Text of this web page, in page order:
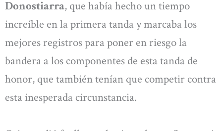
Donostiarra, que había hecho un tiempo
increíble en la primera tanda y marcaba los
mejores registros para poner en riesgo la
bandera a los componentes de esta tanda de
honor, que también tenían que competir contra
esta inesperada circunstancia.